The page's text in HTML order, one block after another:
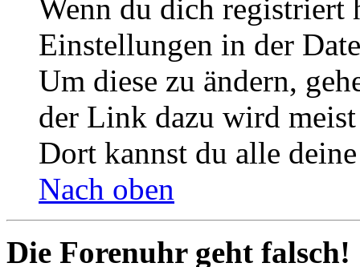
Wenn du dich registriert
Einstellungen in der
Um diese zu ändern,
der Link dazu wird
Dort kannst du alle
Nach oben
Die Forenuhr geht falsch!